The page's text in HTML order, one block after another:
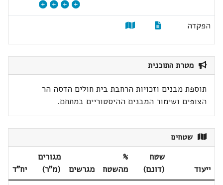
הפקדה
מטרת התוכנית
תוספת מבנים וזכויות הרחבת בית חולים הדסה הר
הצופים ושימור המבנים ההיסטוריים במתחם.
שטחים
ייעוד
שטח
(דונם)
%
מהשטח
מגרשים
מגורים
(מ"ר)
יח"ד